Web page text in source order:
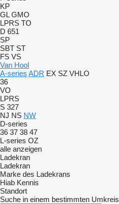
KP
GL GMO
LPRS TO
D 651
SP
SBT ST
FS VS
Van Hool
A-series ADR EX SZ VHLO
36
VO
LPRS
S 327
NJ NS NW
D-series
36 37 38 47
L-series OZ
alle anzeigen
Ladekran
Ladekran
Marke des Ladekrans
Hiab Kennis
Standort
Suche in einem bestimmten Umkreis